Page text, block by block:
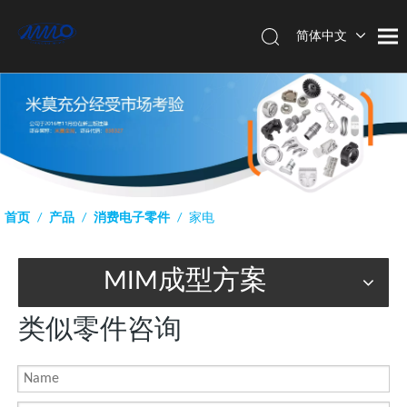
简体中文
首页 / 产品 / 消费电子零件 / 家电
MIM成型方案
类似零件咨询